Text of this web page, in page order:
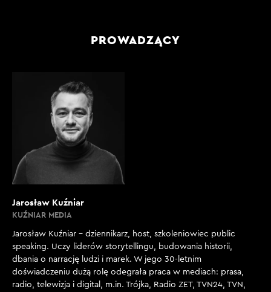
PROWADZĄCY
Jarosław Kuźniar
KUŹNIAR MEDIA
Jarosław Kuźniar – dziennikarz, host, szkoleniowiec public
speaking. Uczy liderów storytellingu, budowania historii,
dbania o narrację ludzi i marek. W jego 30-letnim
doświadczeniu dużą rolę odegrała praca w mediach: prasa,
radio, telewizja i digital, m.in. Trójka, Radio ZET, TVN24, TVN,